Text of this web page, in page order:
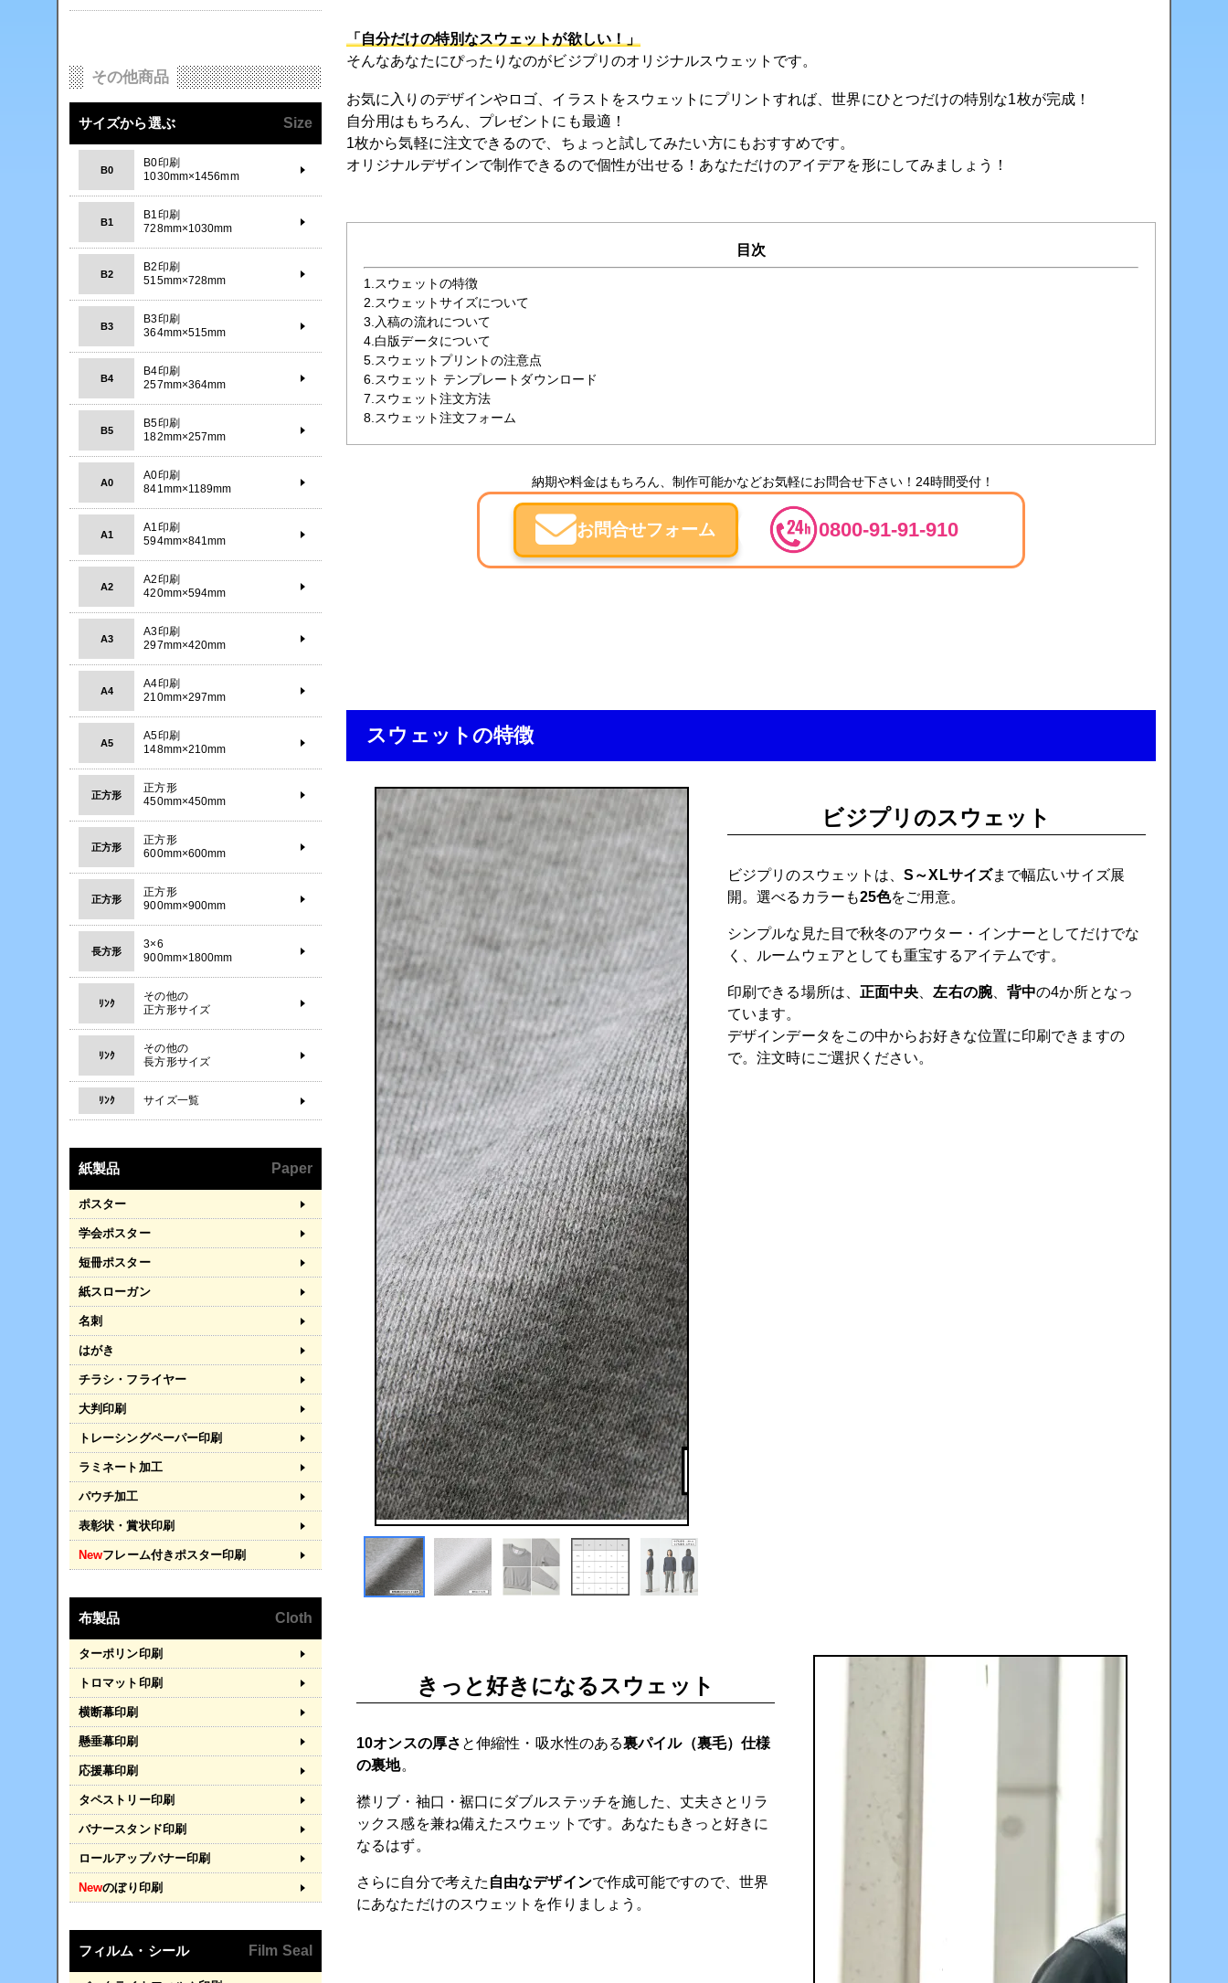
「自分だけの特別なスウェットが欲しい！」
そんなあなたにぴったりなのがビジプリのオリジナルスウェット です。
お気に入りのデザインやロゴ、イラストをスウェットにプリントすれば、世界にひとつだけの特別な1枚が完成！
自分用はもちろん、プレゼントにも最適！
1枚から気軽に注文できるので、ちょっと試してみたい方にもおすすめです。
オリジナルデザインで制作できるので個性が出せる！あなただけのアイデアを形にしてみましょう！
目次
1.スウェットの特徴
2.スウェットサイズについて
3.入稿の流れについて
4.白版データについて
5.スウェットプリントの注意点
6.スウェット テンプレートダウンロード
7.スウェット注文方法
8.スウェット注文フォーム
納期や料金はもちろん、制作可能かなどお気軽にお問合せ下さい！24時間受付！
お問合せフォーム 0800-91-91-910
スウェットの特徴
ビジプリのスウェット
ビジプリのスウェットは、S～XLサイズまで幅広いサイズ展
開。選べるカラーも25色をご用意。
シンプルな見た目で秋冬のアウター・インナーとしてだけでな
く、ルームウェアとしても重宝するアイテムです。
印刷できる場所は、 正面中央 、左右の腕、 背中の4か所となっ
ています。
デザインデータをこの中からお好きな位置に印刷できますの
で。注文時にご選択ください。
きっと好きになるスウェット
10オンスの厚さ と伸縮性・吸水性のある裏パイル（裏毛）仕様
の裏地。
襟リブ・袖口・裾口にダブルステッチを施した、丈夫さとリラ
ックス感を兼ね備えたスウェットです。あなたもきっと好きに
なるはず。
さらに自分で考えた 自由なデザインで作成可能ですので、世界
にあなただけのスウェットを作りましょう。
その他商品
サイズから選ぶ Size
B0
B0印刷
1030mm×1456mm
B1
B1印刷
728mm×1030mm
B2
B2印刷
515mm×728mm
B3
B3印刷
364mm×515mm
B4
B4印刷
257mm×364mm
B5
B5印刷
182mm×257mm
A0
A0印刷
841mm×1189mm
A1
A1印刷
594mm×841mm
A2
A2印刷
420mm×594mm
A3
A3印刷
297mm×420mm
A4
A4印刷
210mm×297mm
A5
A5印刷
148mm×210mm
正方形
正方形
450mm×450mm
正方形
正方形
600mm×600mm
正方形
正方形
900mm×900mm
長方形
3×6
900mm×1800mm
ﾘﾝｸ
その他の
正方形サイズ
ﾘﾝｸ
その他の
長方形サイズ
ﾘﾝｸ サイズ一覧
紙製品 Paper
ポスター
学会ポスター
短冊ポスター
紙スローガン
名刺
はがき
チラシ・フライヤー
大判印刷
トレーシングペーパー印刷
ラミネート加工
パウチ加工
表彰状・賞状印刷
Newフレーム付きポスター印刷
布製品 Cloth
ターポリン印刷
トロマット印刷
横断幕印刷
懸垂幕印刷
応援幕印刷
タペストリー印刷
バナースタンド印刷
ロールアップバナー印刷
Newのぼり印刷
フィルム・シール Film Seal